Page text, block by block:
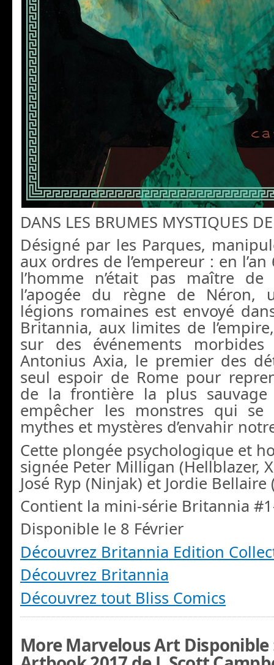
DANS LES BRUMES MYSTIQUES
Désigné par les Parques,
aux ordres de l’empereur : en
l’homme n’était pas maître
l’apogée du règne de Néron,
légions romaines est envoyé
Britannia, aux limites de
sur des événements
Antonius Axia, le premier des
seul espoir de Rome pour
de la frontière la plus sauvage
empêcher les monstres qui se
mythes et mystères d’envahir
Cette plongée psychologique et
signée Peter Milligan (Hellblazer,
José Ryp (Ninjak) et Jordie Bellaire
Contient la mini-série Britannia
Disponible le 8 Février
Découvrez Britannia Edition
Découvrez Britannia
Découvrez tout Bliss Comics
More Marvelous Art Disponible